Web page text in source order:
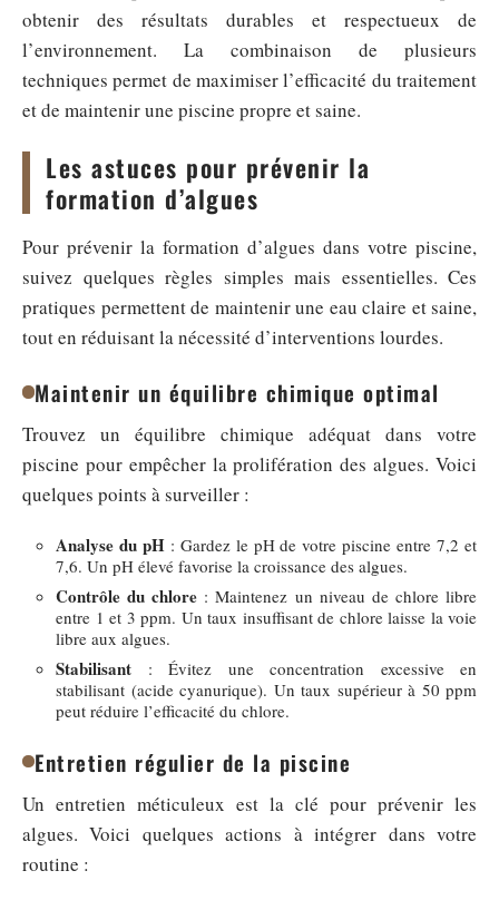
obtenir des résultats durables et respectueux de
l’environnement. La combinaison de plusieurs
techniques permet de maximiser l’efficacité du traitement
et de maintenir une piscine propre et saine.
Les astuces pour prévenir la
formation d’algues
Pour prévenir la formation d’algues dans votre piscine,
suivez quelques règles simples mais essentielles. Ces
pratiques permettent de maintenir une eau claire et saine,
tout en réduisant la nécessité d’interventions lourdes.
Maintenir un équilibre chimique optimal
Trouvez un équilibre chimique adéquat dans votre
piscine pour empêcher la prolifération des algues. Voici
quelques points à surveiller :
Analyse du pH: Gardez le pH de votre piscine entre 7,2 et
7,6. Un pH élevé favorise la croissance des algues.
Contrôle du chlore : Maintenez un niveau de chlore libre
entre 1 et 3 ppm. Un taux insuffisant de chlore laisse la voie
libre aux algues.
Stabilisant : Évitez une concentration excessive en
stabilisant (acide cyanurique). Un taux supérieur à 50 ppm
peut réduire l’efficacité du chlore.
Entretien régulier de la piscine
Un entretien méticuleux est la clé pour prévenir les
algues. Voici quelques actions à intégrer dans votre
routine :